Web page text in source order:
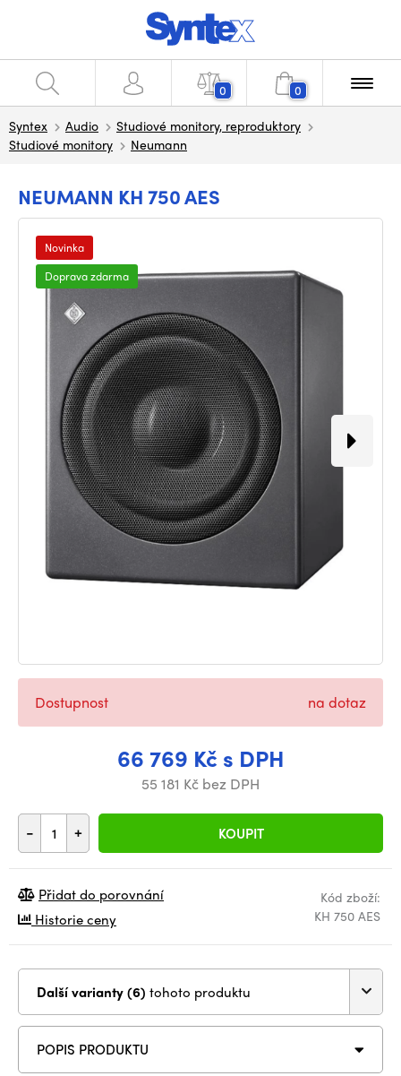
0 0
Syntex Audio
Studiové monitory, reproduktory
Studiové monitory
Neumann
NEUMANN KH 750 AES
Novinka
Doprava zdarma
66 769 Kč s DPH
55 181 Kč bez DPH
- + KOUPIT
Dostupnost na dotaz
Kód zboží:
KH 750 AES
Přidat do porovnání
Historie ceny
Další varianty (6) tohoto produktu
POPIS PRODUKTU